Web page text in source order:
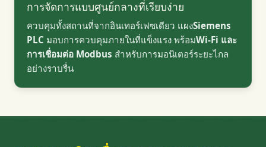
การจัดการแบบศูนย์กลางที่เรียบง่าย
ควบคุมทั้งสถานที่จากอินเทอร์เฟซเดียว แผงSiemens
PLC มอบการควบคุมภายในที่แข็งแรง พร้อมWi-Fi และ
การเชื่อมต่อ Modbus สำหรับการมอนิเตอร์ระยะไกล
อย่างราบรื่น